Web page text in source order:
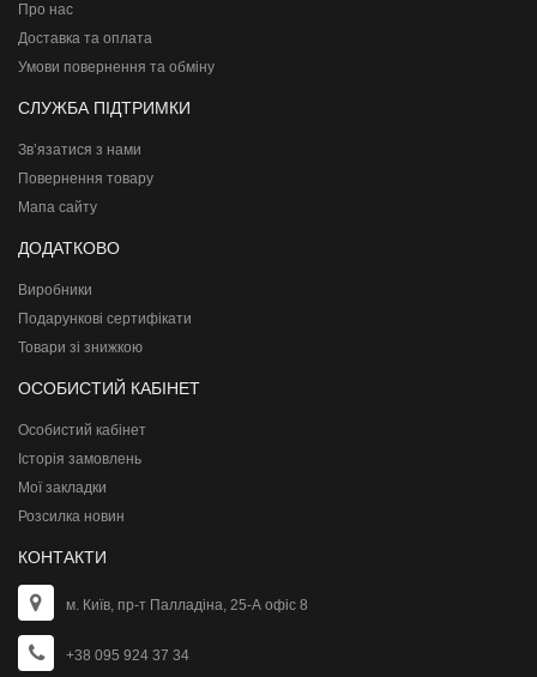
Про нас
Доставка та оплата
Умови повернення та обміну
СЛУЖБА ПІДТРИМКИ
Зв’язатися з нами
Повернення товару
Мапа сайту
ДОДАТКОВО
Виробники
Подарункові сертифікати
Товари зі знижкою
ОСОБИСТИЙ КАБІНЕТ
Особистий кабінет
Історія замовлень
Мої закладки
Розсилка новин
КОНТАКТИ
м. Київ, пр-т Палладіна, 25-А офіс 8
+38 095 924 37 34